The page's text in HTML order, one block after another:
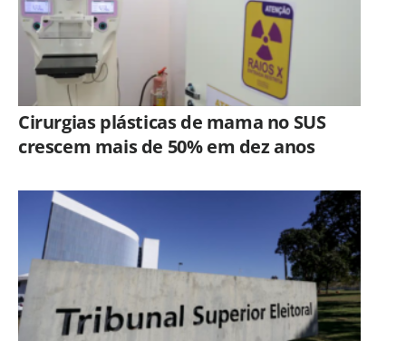
Cirurgias plásticas de mama no SUS
crescem mais de 50% em dez anos